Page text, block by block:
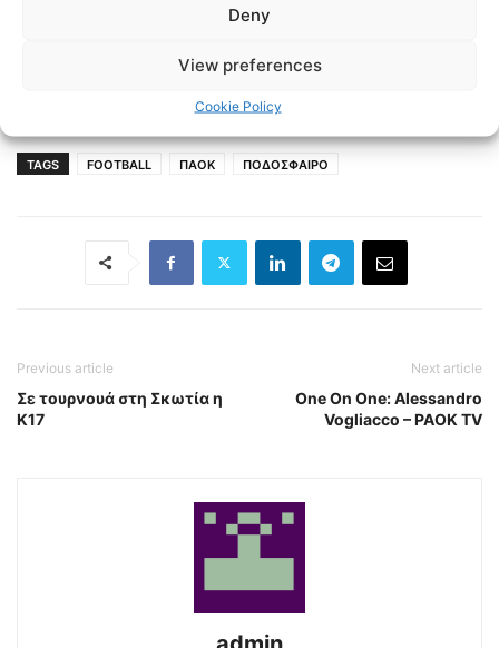
Deny
View preferences
Cookie Policy
#paok #paokfans #παοκ #thessaloniki
TAGS FOOTBALL ΠΑΟΚ ΠΟΔΟΣΦΑΙΡΟ
Previous article
Σε τουρνουά στη Σκωτία η
Κ17
Next article
One On One: Alessandro
Vogliacco – PAOK TV